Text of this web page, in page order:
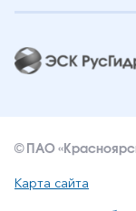
© ПАО
Карта сайта